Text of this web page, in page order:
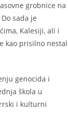
grobnice na
sada je
Kalesiji, ali i
kao prisilno
genocida i
škola u
i kulturni